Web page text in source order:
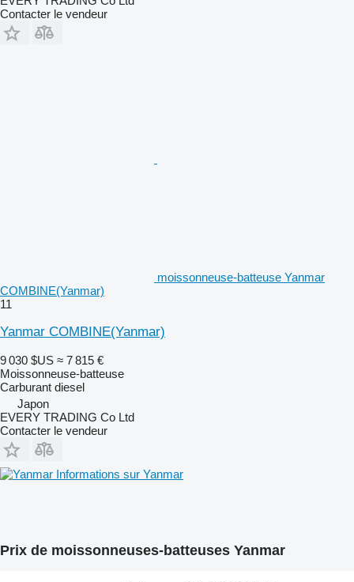
Contacter le vendeur
moissonneuse-batteuse Yanmar
COMBINE(Yanmar)
11
Yanmar COMBINE(Yanmar)
9 030 $US ≈ 7 815 €
Moissonneuse-batteuse
Carburant diesel
Japon
EVERY TRADING Co Ltd
Contacter le vendeur
Informations sur Yanmar
Prix de moissonneuses-batteuses Yanmar